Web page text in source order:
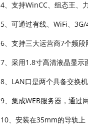
4、支持WinCC、组态王、
5、可通过有线、WiFi、
6、支持三大运营商7个频
7、采用1.8寸高清液晶显示
8、LAN口是两个具备交换
9、集成WEB服务器，通过
10、安装在35mm的导轨上